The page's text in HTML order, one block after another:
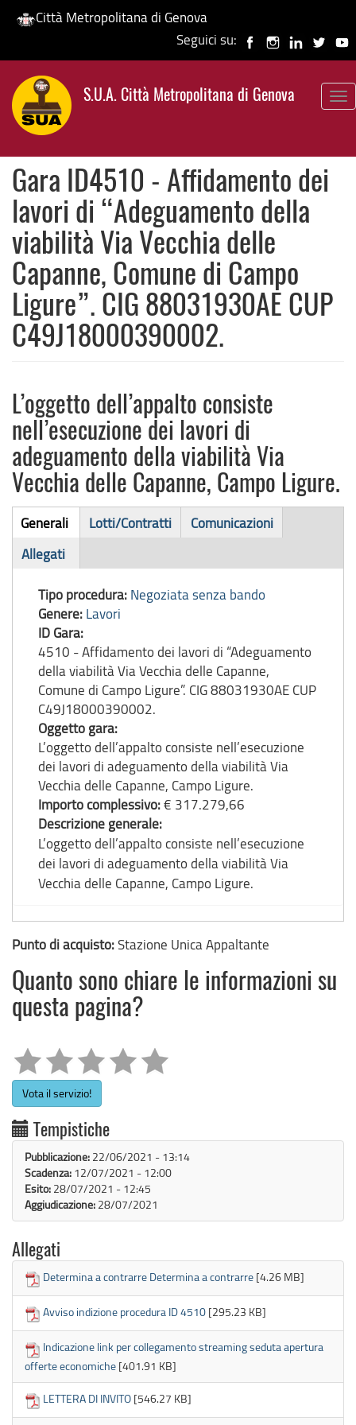
Salta
contenuto
principale
Città Metropolitana di Genova
Seguici su:
S.U.A. Città Metropolitana di Genova
Gara ID4510 - Affidamento dei
lavori di “Adeguamento della
viabilità Via Vecchia delle
Capanne, Comune di Campo
Ligure”. CIG 88031930AE CUP
C49J18000390002.
L’oggetto dell’appalto consiste
nell’esecuzione dei lavori di
adeguamento della viabilità Via
Vecchia delle Capanne, Campo Ligure.
Bando
di
Generali
attiva)
Lotti/Contratti
Comunicazioni
Allegati
Tipo procedura: Negoziata senza bando
Genere: Lavori
ID Gara:
4510 - Affidamento dei lavori di “Adeguamento
della viabilità Via Vecchia delle Capanne,
Comune di Campo Ligure”. CIG 88031930AE CUP
C49J18000390002.
Oggetto gara:
L’oggetto dell’appalto consiste nell’esecuzione
dei lavori di adeguamento della viabilità Via
Vecchia delle Capanne, Campo Ligure.
Importo complessivo:€ 317.279,66
Descrizione generale:
L’oggetto dell’appalto consiste nell’esecuzione
dei lavori di adeguamento della viabilità Via
Vecchia delle Capanne, Campo Ligure.
Punto di acquisto:Stazione Unica Appaltante
Quanto sono chiare le informazioni su
questa pagina?
Vota il servizio!
Tempistiche
Pubblicazione: 22/06/2021 - 13:14
Scadenza: 12/07/2021 - 12:00
Esito: 28/07/2021 - 12:45
Aggiudicazione: 28/07/2021
Allegati
Determina a contrarre Determina a contrarre [4.26 MB]
Avviso indizione procedura ID 4510 [295.23 KB]
Indicazione link per collegamento streaming seduta apertura
offerte economiche [401.91 KB]
LETTERA DI INVITO [546.27 KB]